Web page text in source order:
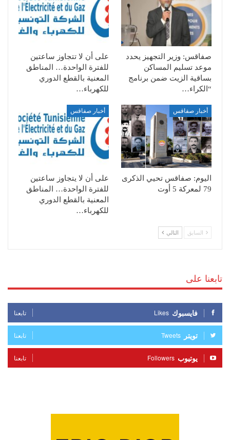
صفاقس: وزير التجهيز يحدد
موعد تسليم المساكن
بساقية الزيت ضمن برنامج
“الكراء…
على أن لا تتجاوز ساعتين
للفترة الواحدة… المناطق
المعنية بالقطع الدوري
للكهرباء…
أخبار صفاقس
اليوم: صفاقس تحيي الذكرى
79 لمعركة 5 أوت
أخبار صفاقس
على أن لا يتجاوز ساعتين
للفترة الواحدة… المناطق
المعنية بالقطع الدوري
للكهرباء…
السابق التالي
تابعنا على
فايسبوك Likes تابعنا
تويتر Tweets تابعنا
يوتيوب Followers تابعنا